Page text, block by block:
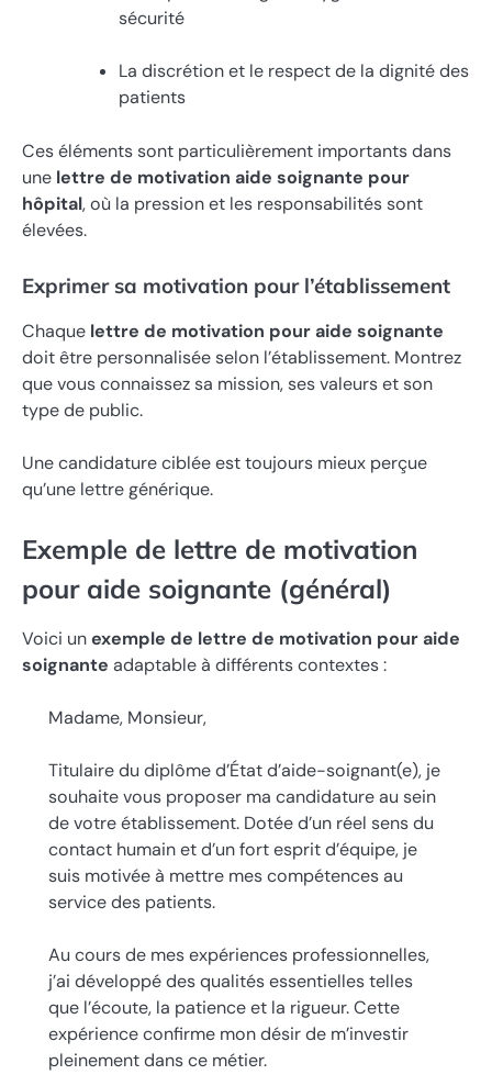
sécurité
La discrétion et le respect de la dignité des
patients
Ces éléments sont particulièrement importants dans
une lettre de motivation aide soignante pour
hôpital, où la pression et les responsabilités sont
élevées.
Exprimer sa motivation pour l’établissement
Chaque lettre de motivation pour aide soignante
doit être personnalisée selon l’établissement. Montrez
que vous connaissez sa mission, ses valeurs et son
type de public.
Une candidature ciblée est toujours mieux perçue
qu’une lettre générique.
Exemple de lettre de motivation
pour aide soignante (général)
Voici unexemple de lettre de motivation pour aide
soignante adaptable à différents contextes :
Madame, Monsieur,
Titulaire du diplôme d’État d’aide-soignant(e), je
souhaite vous proposer ma candidature au sein
de votre établissement. Dotée d’un réel sens du
contact humain et d’un fort esprit d’équipe, je
suis motivée à mettre mes compétences au
service des patients.
Au cours de mes expériences professionnelles,
j’ai développé des qualités essentielles telles
que l’écoute, la patience et la rigueur. Cette
expérience confirme mon désir de m’investir
pleinement dans ce métier.